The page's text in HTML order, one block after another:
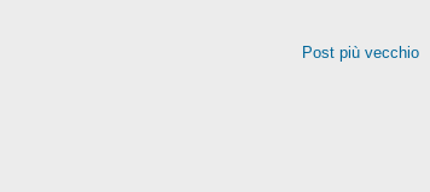
Post più vecchio